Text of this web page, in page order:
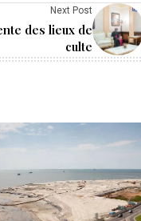
Next Post
des lieux de
culte